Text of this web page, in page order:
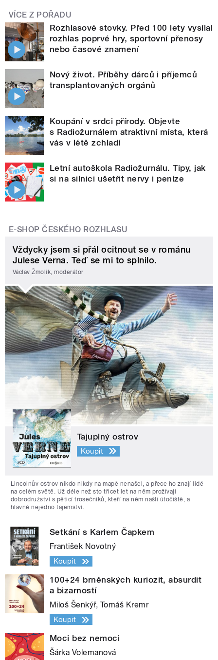
VÍCE Z POŘADU
Rozhlasové stovky. Před 100 lety vysílal
rozhlas poprvé hry, sportovní přenosy
nebo časové znamení
Nový život. Příběhy dárců i příjemců
transplantovaných orgánů
Koupání v srdci přírody. Objevte
s Radiožurnálem atraktivní místa, která
vás v létě zchladí
Letní autoškola Radiožurnálu. Tipy, jak
si na silnici ušetřit nervy i peníze
E-SHOP ČESKÉHO ROZHLASU
Vždycky jsem si přál ocitnout se v románu
Julese Verna. Teď se mi to splnilo.
Václav Žmolík, moderátor
Tajuplný ostrov
Koupit
Lincolnův ostrov nikdo nikdy na mapě nenašel, a přece ho znají lidé
na celém světě. Už déle než sto třicet let na něm prožívají
dobrodružství s pěticí trosečníků, kteří na něm našli útočiště, a
hlavně nejedno tajemství.
Setkání s Karlem Čapkem
František Novotný
Koupit
100+24 brněnských kuriozit, absurdit
a bizarností
Miloš Šenkýř, Tomáš Kremr
Koupit
Moci bez nemoci
Šárka Volemanová